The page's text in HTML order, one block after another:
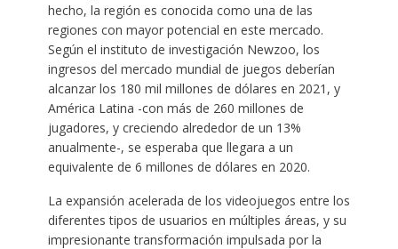
hecho, la región es conocida como una de las
regiones con mayor potencial en este mercado.
Según el instituto de investigación Newzoo, los
ingresos del mercado mundial de juegos deberían
alcanzar los 180 mil millones de dólares en 2021, y
América Latina -con más de 260 millones de
jugadores, y creciendo alrededor de un 13%
anualmente-, se esperaba que llegara a un
equivalente de 6 millones de dólares en 2020.
La expansión acelerada de los videojuegos entre los
diferentes tipos de usuarios en múltiples áreas, y su
impresionante transformación impulsada por la